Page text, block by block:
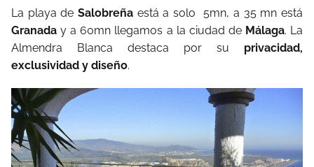
La playa de Salobreña está a solo 5mn, a 35 mn está
Granada y a 60mn llegamos a la ciudad de Málaga. La
Almendra Blanca destaca por su privacidad,
exclusividad y diseño.